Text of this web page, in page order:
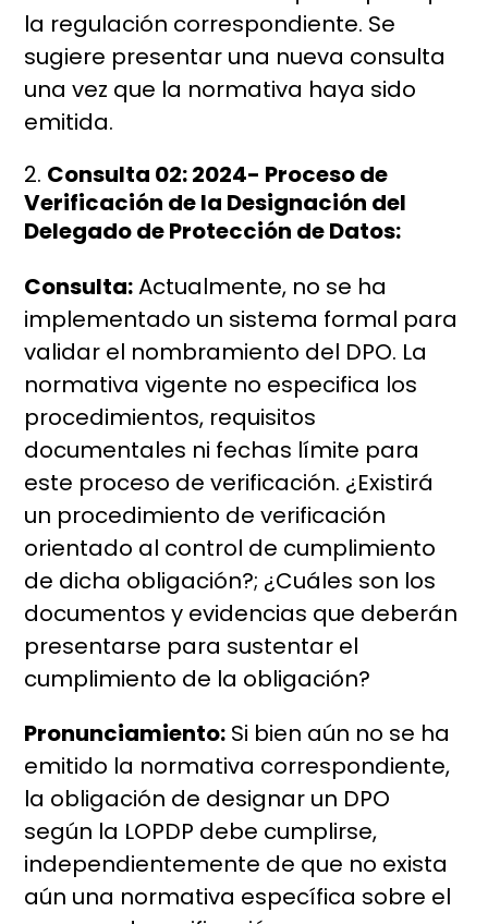
la regulación correspondiente. Se
sugiere presentar una nueva consulta
una vez que la normativa haya sido
emitida.
Consulta 02: 2024- Proceso de
Verificación de la Designación del
Delegado de Protección de Datos:
Consulta:Actualmente, no se ha
implementado un sistema formal para
validar el nombramiento del DPO. La
normativa vigente no especifica los
procedimientos, requisitos
documentales ni fechas límite para
este proceso de verificación. ¿Existirá
un procedimiento de verificación
orientado al control de cumplimiento
de dicha obligación?; ¿Cuáles son los
documentos y evidencias que deberán
presentarse para sustentar el
cumplimiento de la obligación?
Pronunciamiento: Si bien aún no se ha
emitido la normativa correspondiente,
la obligación de designar un DPO
según la LOPDP debe cumplirse,
independientemente de que no exista
aún una normativa específica sobre el